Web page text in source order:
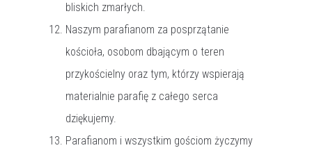
bliskich zmarłych.
Naszym parafianom za posprzątanie
kościoła, osobom dbającym o teren
przykościelny oraz tym, którzy wspierają
materialnie parafię z całego serca
dziękujemy.
Parafianom i wszystkim gościom życzymy